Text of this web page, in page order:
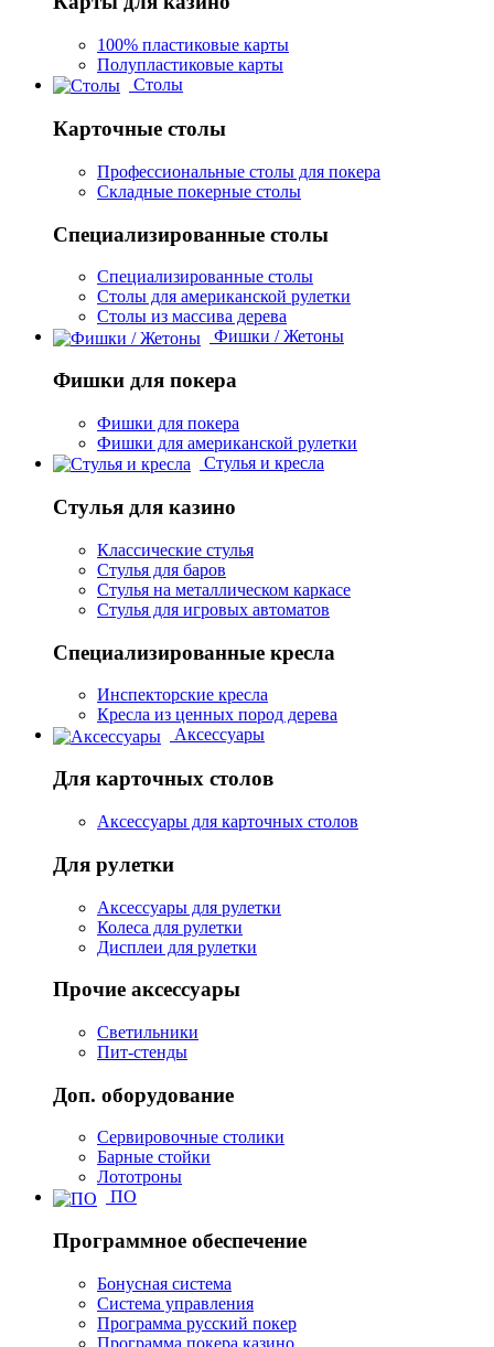
100% пластиковые карты
Полупластиковые карты
Столы
Карточные столы
Профессиональные столы для покера
Складные покерные столы
Специализированные столы
Специализированные столы
Столы для американской рулетки
Столы из массива дерева
Фишки / Жетоны
Фишки для покера
Фишки для покера
Фишки для американской рулетки
Стулья и кресла
Стулья для казино
Классические стулья
Стулья для баров
Стулья на металлическом каркасе
Стулья для игровых автоматов
Специализированные кресла
Инспекторские кресла
Кресла из ценных пород дерева
Аксессуары
Для карточных столов
Аксессуары для карточных столов
Для рулетки
Аксессуары для рулетки
Колеса для рулетки
Дисплеи для рулетки
Прочие аксессуары
Светильники
Пит-стенды
Доп. оборудование
Сервировочные столики
Барные стойки
Лототроны
ПО
Программное обеспечение
Бонусная система
Система управления
Программа русский покер